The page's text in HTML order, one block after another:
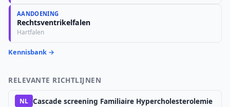
AANDOENING
Rechtsventrikelfalen
Hartfalen
Kennisbank →
RELEVANTE RICHTLIJNEN
NL Cascade screening Familiaire Hypercholesterolemie